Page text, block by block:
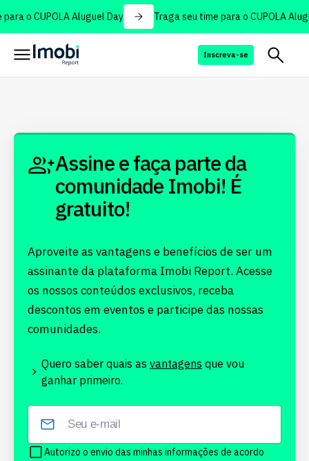
o CUPOLA Aluguel Day Traga seu time para o CUPOLA
Inscreva-se
Assine e faça parte da
comunidade Imobi! É
gratuito!
Aproveite as vantagens e benefícios de ser um
assinante da plataforma Imobi Report. Acesse
os nossos conteúdos exclusivos, receba
descontos em eventos e participe das nossas
comunidades.
Quero saber quais as vantagens que vou
ganhar primeiro.
Autorizo o envio das minhas informações de acordo